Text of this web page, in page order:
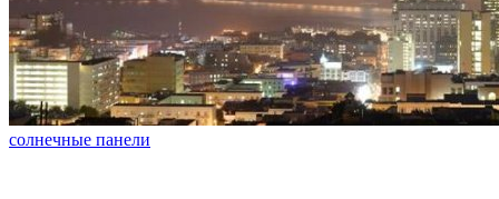
солнечные панели